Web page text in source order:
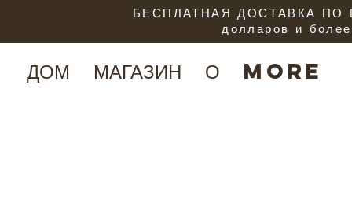
ДОМ МАГАЗИН О More
БЕСПЛАТНАЯ ДОСТАВКА ПО
долларов и